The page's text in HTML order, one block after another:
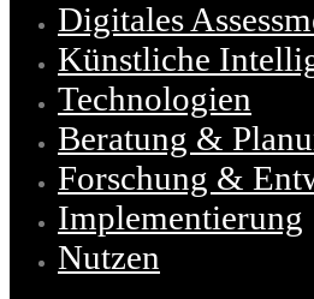
Digitales
Künstliche
Technologien
Beratung &
Forschung &
Implementierung
Nutzen